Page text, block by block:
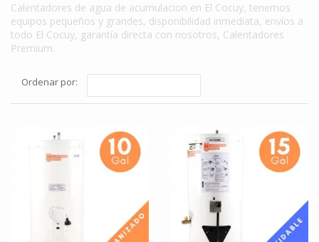
Calentadores de agua de acumulacion en El Cocuy, tenemos
equipos pequeños y grandes, disponibilidad inmediata, envíos a
todo El Cocuy, garantía directa con nosotros, Calentadores
Premium.
Ordenar por: